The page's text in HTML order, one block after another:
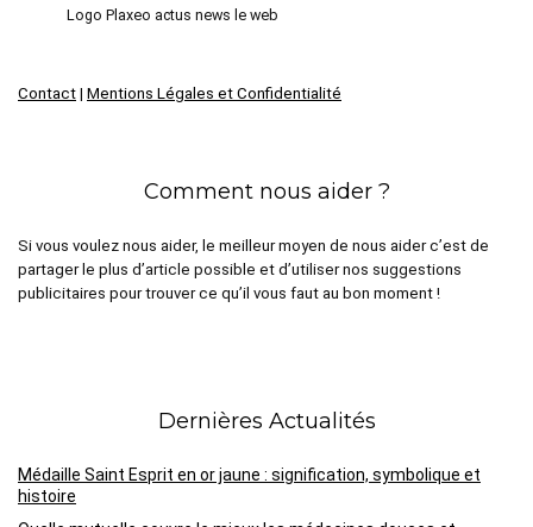
Logo Plaxeo actus news le web
Contact | Mentions Légales et Confidentialité
Comment nous aider ?
Si vous voulez nous aider, le meilleur moyen de nous aider c’est de
partager le plus d’article possible et d’utiliser nos suggestions
publicitaires pour trouver ce qu’il vous faut au bon moment !
Dernières Actualités
Médaille Saint Esprit en or jaune : signification, symbolique et
histoire